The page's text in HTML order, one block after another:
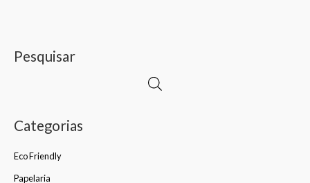
Pesquisar
Categorias
Eco Friendly
Papelaria